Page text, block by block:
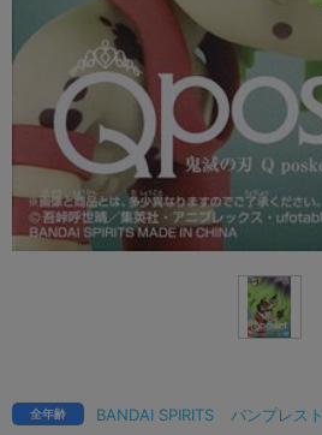
BANDAI SPIRITS バンプレスト
全年齢